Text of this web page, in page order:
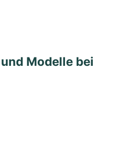
Modelle bei